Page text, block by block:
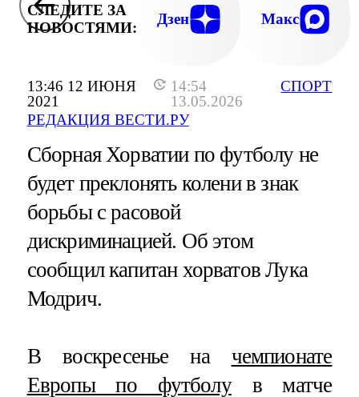
13:46 12 ИЮНЯ
2021
14:54
13.05.2026
РЕДАКЦИЯ ВЕСТИ.РУ
СПОРТ
СЛЕДИТЕ ЗА
НОВОСТЯМИ:
Дзен Макс
Сборная Хорватии по футболу не
будет преклонять колени в знак
борьбы с расовой
дискриминацией. Об этом
сообщил капитан хорватов Лука
Модрич.
В воскресенье на чемпионате
Европы по футболув матче